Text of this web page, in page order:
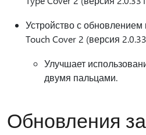
Устройство с
Touch Cover 2 (версия
Улучшает
двумя пальцами.
Обновления